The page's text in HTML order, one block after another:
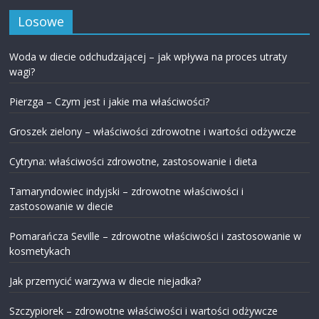
Losowe
Woda w diecie odchudzającej – jak wpływa na proces utraty
wagi?
Pierzga – Czym jest i jakie ma właściwości?
Groszek zielony – właściwości zdrowotne i wartości odżywcze
Cytryna: właściwości zdrowotne, zastosowanie i dieta
Tamaryndowiec indyjski – zdrowotne właściwości i
zastosowanie w diecie
Pomarańcza Seville – zdrowotne właściwości i zastosowanie w
kosmetykach
Jak przemycić warzywa w diecie niejadka?
Szczypiorek – zdrowotne właściwości i wartości odżywcze